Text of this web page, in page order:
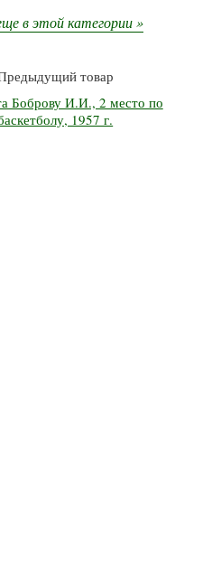
в этой категории »
товар
Боброву И.И., 2 место по
1957 г.